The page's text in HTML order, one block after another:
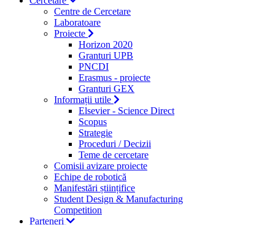
Centre de Cercetare
Laboratoare
Proiecte
Horizon 2020
Granturi UPB
PNCDI
Erasmus - proiecte
Granturi GEX
Informații utile
Elsevier - Science Direct
Scopus
Strategie
Proceduri / Decizii
Teme de cercetare
Comisii avizare proiecte
Echipe de robotică
Manifestări științifice
Student Design & Manufacturing
Competition
Parteneri